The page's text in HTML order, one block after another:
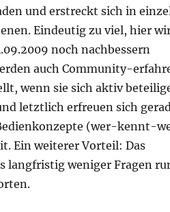
und erstreckt sich in
Eindeutig zu viel, hier
noch nachbessern
auch Community-
wenn sie sich aktiv
letztlich erfreuen sich
(wer-kennt-
Ein weiterer Vorteil: Das
langfristig weniger Fragen